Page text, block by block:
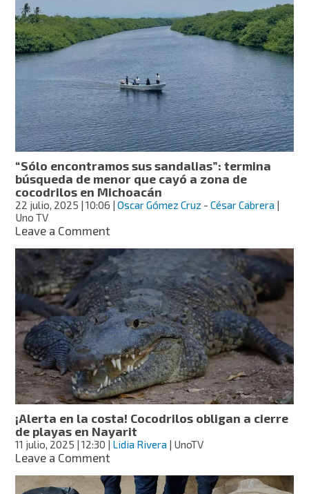
por
presencia
de
cocodrilo
en
Bahía
de
Banderas,
Nayarit
“Sólo encontramos sus sandalias”: termina
búsqueda de menor que cayó a zona de
cocodrilos en Michoacán
22 julio, 2025 | 10:06 |Oscar Gómez Cruz -César Cabrera |
Uno TV
Leave a Commenton
encontramos
sus
sandalias”:
termina
búsqueda
de
menor
que
cayó
a
zona
de
cocodrilos
en
Michoacán
¡Alerta en la costa! Cocodrilos obligan a cierre
de playas en Nayarit
11 julio, 2025 | 12:30 Lidia Rivera | UnoTV
Leave a Commenton
en